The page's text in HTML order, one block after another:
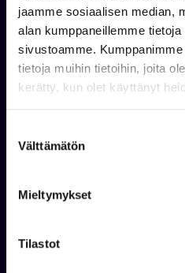
jaamme sosiaalisen median,
alan kumppaneillemme
sivustoamme.
tietoja muihin tietoihin, joita
kerätty, kun olet käyttänyt
Välttämätön
Mieltymykset
Tilastot
Kysy lisää